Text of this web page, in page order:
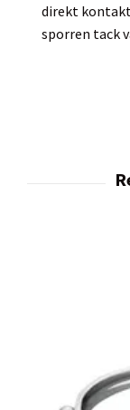
direkt kontakt
sporren tack